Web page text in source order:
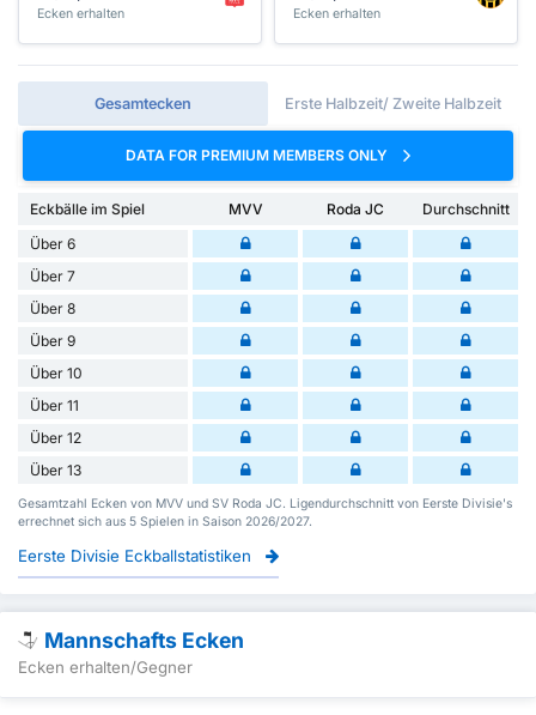
Ecken erhalten Ecken erhalten
Gesamtecken Erste Halbzeit/ Zweite Halbzeit
DATA FOR PREMIUM MEMBERS ONLY
Eckbälle im Spiel MVV Roda JC
Durchschnitt
Über 6
Über 7
Über 8
Über 9
Über 10
Über 11
Über 12
Über 13
Gesamtzahl Ecken von MVV und SV Roda JC. Ligendurchschnitt von Eerste Divisie's
errechnet sich aus 5 Spielen in Saison 2026/2027.
Eerste Divisie Eckballstatistiken
Mannschafts Ecken
Ecken erhalten/Gegner